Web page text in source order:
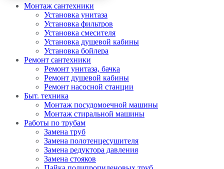
Монтаж сантехники
Установка унитаза
Установка фильтров
Установка смесителя
Установка душевой кабины
Установка бойлера
Ремонт сантехники
Ремонт унитаза, бачка
Ремонт душевой кабины
Ремонт насосной станции
Быт. техника
Монтаж посудомоечной машины
Монтаж стиральной машины
Работы по трубам
Замена труб
Замена полотенцесушителя
Замена редуктора давления
Замена стояков